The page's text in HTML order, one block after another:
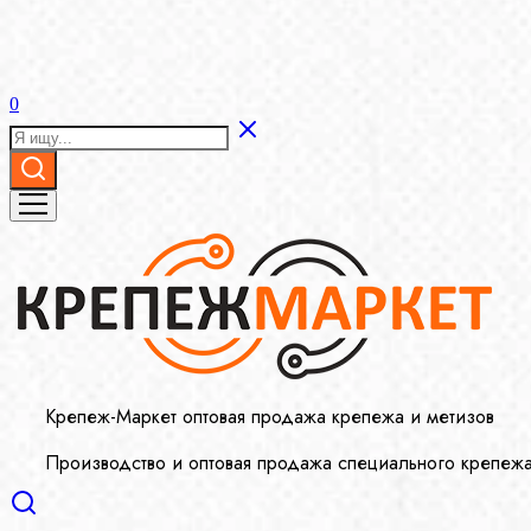
0
Крепеж-Маркет оптовая продажа крепежа и метизов
Производство и оптовая продажа специального